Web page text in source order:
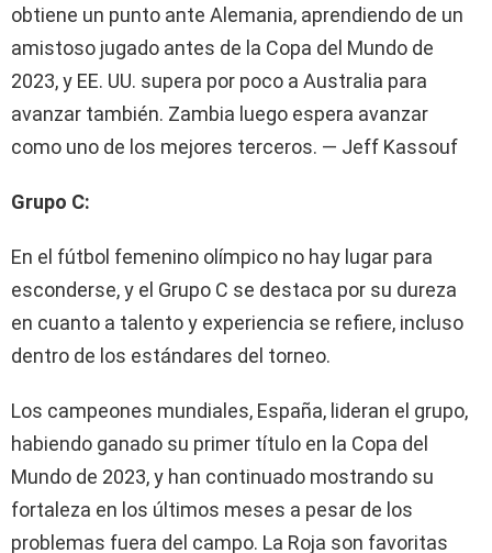
obtiene un punto ante Alemania, aprendiendo de un
amistoso jugado antes de la Copa del Mundo de
2023, y EE. UU. supera por poco a Australia para
avanzar también. Zambia luego espera avanzar
como uno de los mejores terceros. — Jeff Kassouf
Grupo C:
En el fútbol femenino olímpico no hay lugar para
esconderse, y el Grupo C se destaca por su dureza
en cuanto a talento y experiencia se refiere, incluso
dentro de los estándares del torneo.
Los campeones mundiales, España, lideran el grupo,
habiendo ganado su primer título en la Copa del
Mundo de 2023, y han continuado mostrando su
fortaleza en los últimos meses a pesar de los
problemas fuera del campo. La Roja son favoritas